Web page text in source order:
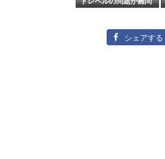
化している！？
シェアする